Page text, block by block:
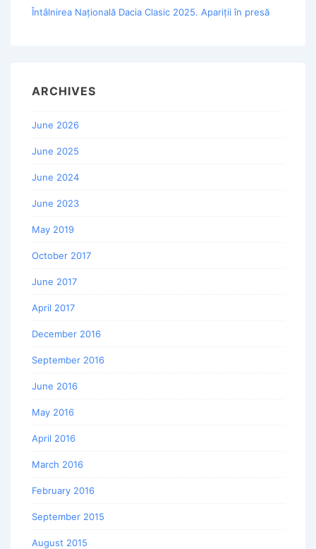
Întâlnirea Națională Dacia Clasic 2025. Apariții în presă
ARCHIVES
June 2026
June 2025
June 2024
June 2023
May 2019
October 2017
June 2017
April 2017
December 2016
September 2016
June 2016
May 2016
April 2016
March 2016
February 2016
September 2015
August 2015